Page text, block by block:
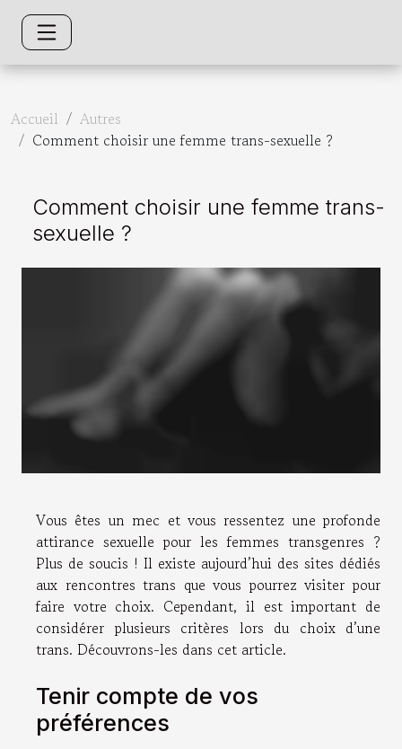
Accueil
Autres
Comment choisir une femme trans-sexuelle ?
Comment choisir une femme trans-
sexuelle ?
Vous êtes un mec et vous ressentez une profonde
attirance sexuelle pour les femmes transgenres ?
Plus de soucis ! Il existe aujourd’hui des sites dédiés
aux rencontres trans que vous pourrez visiter pour
faire votre choix. Cependant, il est important de
considérer plusieurs critères lors du choix d’une
trans. Découvrons-les dans cet article.
Tenir compte de vos
préférences